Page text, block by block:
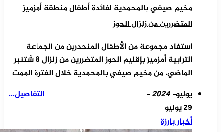
مخيم صيفي بالمحمدية لفائدة أطفال منطقة أمزميز
المتضررين من زلزال الحوز
استفاد مجموعة من الأطفال المنحدرين من الجماعة
الترابية أمزميز بإقليم الحوز المتضررين من زلزال 8 شتنبر
الماضي، من مخيم صيفي بالمحمدية خلال الفترة الممت
التفاصيل...
يوليو- 2024 -
29 يوليو
أخبار بارزة